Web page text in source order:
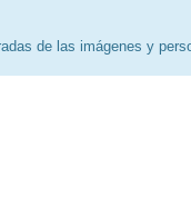
de las imágenes y